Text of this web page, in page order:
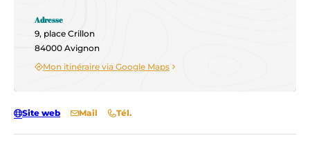
Adresse
9, place Crillon
84000 Avignon
Mon itinéraire via Google Maps
Site web Mail Tél.